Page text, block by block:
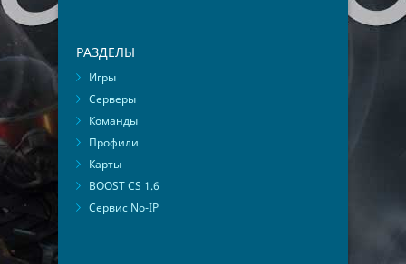
РАЗДЕЛЫ
Игры
Серверы
Команды
Профили
Карты
BOOST CS 1.6
Сервис No-IP